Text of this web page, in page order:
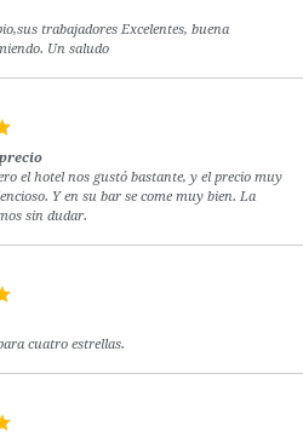
trabajadores Excelentes, buena
Un saludo
el hotel nos gustó bastante, y el precio muy
Y en su bar se come muy bien. La
sin dudar.
cuatro estrellas.